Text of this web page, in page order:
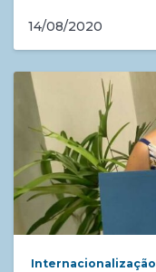
14/08/2020
Internacionalização